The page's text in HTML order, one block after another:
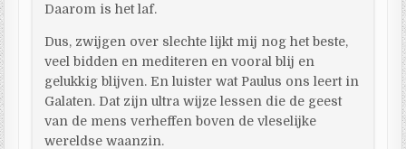
Daarom is het laf.
Dus, zwijgen over slechte lijkt mij nog het beste,
veel bidden en mediteren en vooral blij en
gelukkig blijven. En luister wat Paulus ons leert in
Galaten. Dat zijn ultra wijze lessen die de geest
van de mens verheffen boven de vleselijke
wereldse waanzin.